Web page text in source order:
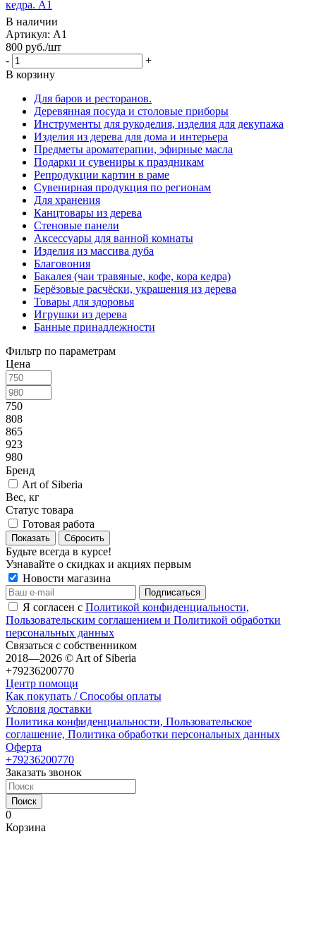
кедра. A1
В наличии
Артикул: A1
800 руб./шт
-
+
В корзину
Для баров и ресторанов.
Деревянная посуда и столовые приборы
Инструменты для рукоделия, изделия для декупажа
Изделия из дерева для дома и интерьера
Предметы ароматерапии, эфирные масла
Подарки и сувениры к праздникам
Репродукции картин в раме
Сувенирная продукция по регионам
Для хранения
Канцтовары из дерева
Стеновые панели
Аксессуары для ванной комнаты
Изделия из массива дуба
Благовония
Бакалея (чаи травяные, кофе, кора кедра)
Берёзовые расчёски, украшения из дерева
Товары для здоровья
Игрушки из дерева
Банные принадлежности
Фильтр по параметрам
Цена
750
808
865
923
980
Бренд
Art of Siberia
Вес, кг
Статус товара
Готовая работа
Сбросить
Будьте всегда в курсе!
Узнавайте о скидках и акциях первым
Новости магазина
Я согласен с Политикой конфиденциальности,
Пользовательским соглашением и Политикой обработки
персональных данных
Связаться с собственником
2018—2026 © Art of Siberia
+79236200770
Центр помощи
Как покупать / Способы оплаты
Условия доставки
Политика конфиденциальности, Пользовательское
соглашение, Политика обработки персональных данных
Оферта
+79236200770
Заказать звонок
Поиск
0
Корзина